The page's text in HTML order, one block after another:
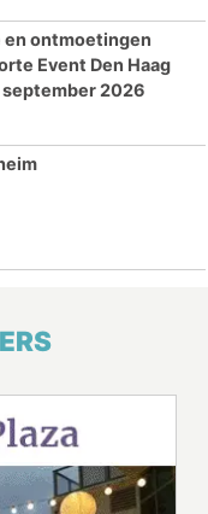
en ontmoetingen
Event Den Haag
2026